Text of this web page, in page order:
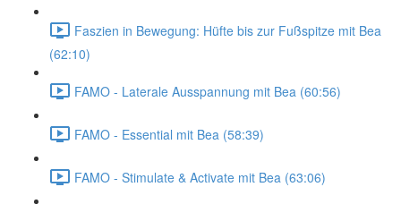
Faszien in Bewegung: Hüfte bis zur Fußspitze mit Bea
(62:10)
FAMO - Laterale Ausspannung mit Bea (60:56)
FAMO - Essential mit Bea (58:39)
FAMO - Stimulate & Activate mit Bea (63:06)